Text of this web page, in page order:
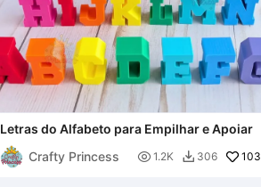
Letras do Alfabeto para Empilhar e Apoiar
Crafty Princess
 1.2K  306 103